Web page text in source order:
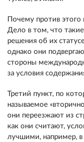
Почему против
Дело в том, что
решения об их
однако они
стороны
за условия
Третий пункт, по
называемое
они переезжают из
как они считают,
лучшими, например,